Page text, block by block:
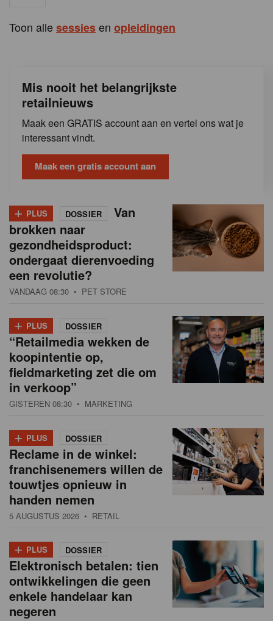
Toon allesessiesen opleidingen
Mis nooit het belangrijkste
retailnieuws
Maak een GRATIS account aan en vertel ons wat je
interessant vindt.
Maak een gratis account aan
+ PLUS DOSSIER
Van
brokken naar
gezondheidsproduct:
ondergaat dierenvoeding
een revolutie?
VANDAAG 08:30 • PET STORE
+ PLUS DOSSIER
“Retailmedia wekken de
koopintentie op,
fieldmarketing zet die om
in verkoop”
GISTEREN 08:30 • MARKETING
+ PLUS DOSSIER
Reclame in de winkel:
franchisenemers willen de
touwtjes opnieuw in
handen nemen
5 AUGUSTUS 2026 • RETAIL
+ PLUS DOSSIER
Elektronisch betalen: tien
ontwikkelingen die geen
enkele handelaar kan
negeren